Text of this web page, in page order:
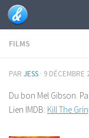
Skip to content
FILMS
PAR JESS · 9 DÉCEMBRE
Du bon Mel Gibson.
Lien IMDB: Kill The